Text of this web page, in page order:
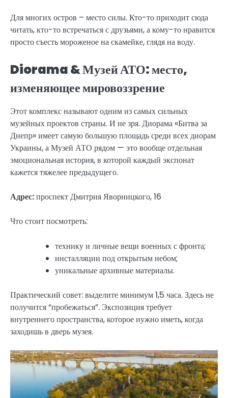
Для многих остров – место силы. Кто-то приходит сюда
читать, кто-то встречаться с друзьями, а кому-то нравится
просто съесть мороженое на скамейке, глядя на воду.
Diorama & Музей АТО: место,
изменяющее мировоззрение
Этот комплекс называют одним из самых сильных
музейных проектов страны. И не зря. Диорама «Битва за
Днепр» имеет самую большую площадь среди всех диорам
Украины, а Музей АТО рядом — это вообще отдельная
эмоциональная история, в которой каждый экспонат
кажется тяжелее предыдущего.
Адрес:проспект Дмитрия Яворницкого, 16
Что стоит посмотреть:
технику и личные вещи военных с фронта;
инсталляции под открытым небом;
уникальные архивные материалы.
Практический совет: выделите минимум 1,5 часа. Здесь не
получится “пробежаться”. Экспозиция требует
внутреннего пространства, которое нужно иметь, когда
заходишь в дверь музея.